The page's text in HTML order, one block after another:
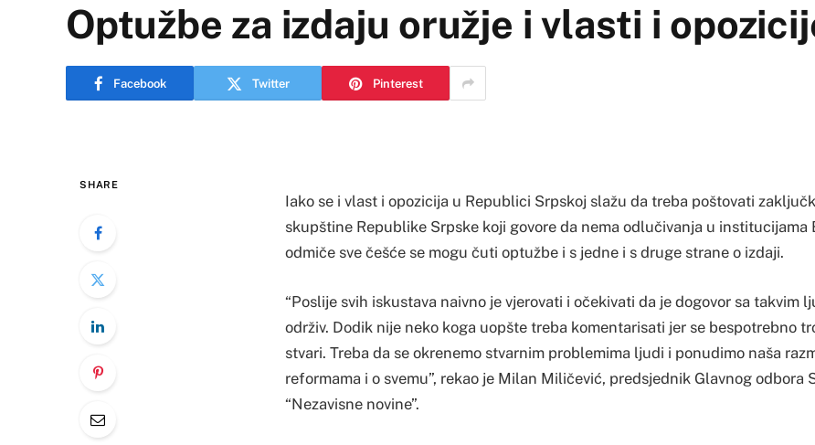
Optužbe za izdaju oružje i vlasti i
Facebook Twitter Pinterest
SHARE
Iako se i vlast i opozicija u Republici Srpskoj slažu da treba poštovati
skupštine Republike Srpske koji govore da nema odlučivanja u institucijama
odmiče sve češće se mogu čuti optužbe i s jedne i s druge strane o izdaji.
“Poslije svih iskustava naivno je vjerovati i očekivati da je dogovor sa takvim
održiv. Dodik nije neko koga uopšte treba komentarisati jer se bespotrebno
stvari. Treba da se okrenemo stvarnim problemima ljudi i ponudimo naša
reformama i o svemu”, rekao je Milan Miličević, predsjednik Glavnog odbora
“Nezavisne novine”.